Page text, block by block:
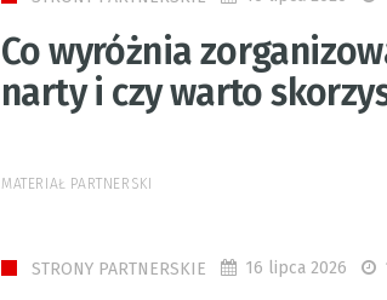
Co wyróżnia
narty i czy warto
MATERIAŁ PARTNERSKI
STRONY PARTNERSKIE 16 lipca 2026